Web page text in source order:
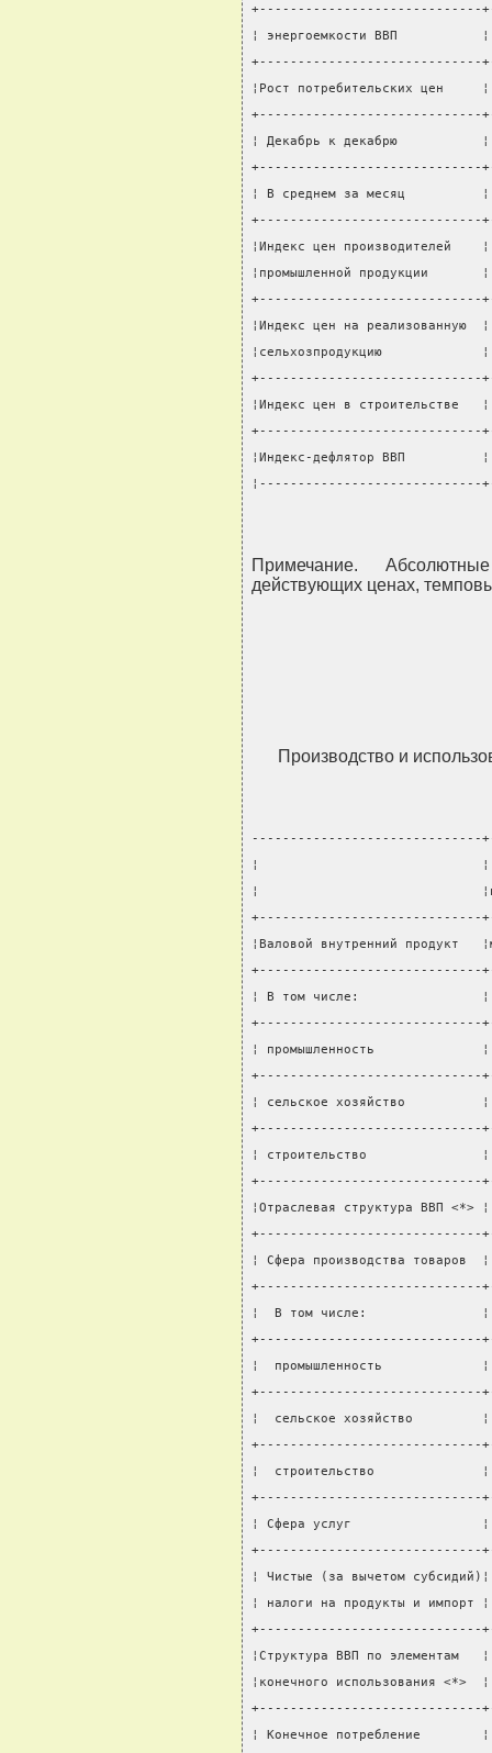
+-----------------------------
¦ энергоемкости ВВП
+-----------------------------
¦Рост потребительских
+-----------------------------
¦ Декабрь к декабрю
+-----------------------------
¦ В среднем за месяц
+-----------------------------
¦Индекс цен
¦промышленной
+-----------------------------
¦Индекс цен на
¦сельхозпродукцию
+-----------------------------
¦Индекс цен в
+-----------------------------
¦Индекс-дефлятор ВВП
¦-----------------------------
Примечание.
действующих ценах,
Производство и
------------------------------
¦                             ¦
¦
+-----------------------------
¦Валовой внутренний продукт
+-----------------------------
¦ В том числе:
+-----------------------------
¦ промышленность
+-----------------------------
¦ сельское хозяйство
+-----------------------------
¦ строительство
+-----------------------------
¦Отраслевая структура
+-----------------------------
¦ Сфера производства
+-----------------------------
¦  В том числе:
+-----------------------------
¦  промышленность
+-----------------------------
¦  сельское хозяйство
+-----------------------------
¦  строительство
+-----------------------------
¦ Сфера услуг
+-----------------------------
¦ Чистые (за вычетом
¦ налоги на продукты и
+-----------------------------
¦Структура ВВП по
¦конечного
+-----------------------------
¦ Конечное потребление